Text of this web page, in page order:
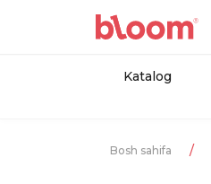
Katalog
Bosh sahifa